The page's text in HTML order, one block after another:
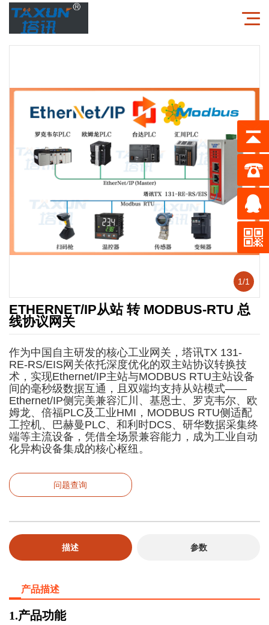
1/1
ETHERNET/IP从站 转 MODBUS-RTU 总
线协议网关
作为中国自主研发的核心工业网关，塔讯TX 131-
RE-RS/EIS网关依托深度优化的双主站协议转换技
术，实现Ethernet/IP主站与MODBUS RTU主站设备
间的毫秒级数据互通，且双端均支持从站模式——
Ethernet/IP侧完美兼容汇川、基恩士、罗克韦尔、欧
姆龙、倍福PLC及工业HMI，MODBUS RTU侧适配
工控机、巴赫曼PLC、和利时DCS、研华数据采集终
端等主流设备，凭借全场景兼容能力，成为工业自动
化异构设备集成的核心枢纽。
问题查询
描述 参数
产品描述
1.产品功能